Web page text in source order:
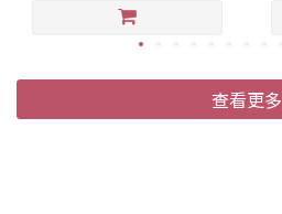
查看更多